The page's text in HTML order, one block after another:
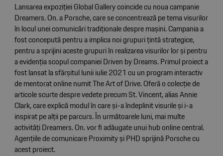
Lansarea expoziției Global Gallery coincide cu noua campanie
Dreamers. On. a Porsche, care se concentrează pe tema visurilor
în locul unei comunicări tradiționale despre mașini. Campania a
fost concepută pentru a implica noi grupuri țintă strategice,
pentru a sprijini aceste grupuri în realizarea visurilor lor și pentru
a evidenția scopul companiei Driven by Dreams. Primul proiect a
fost lansat la sfârșitul lunii iulie 2021 cu un program interactiv
de mentorat online numit The Art of Drive. Oferă o colecție de
articole scurte despre vedete precum St. Vincent, alias Annie
Clark, care explică modul în care și-a îndeplinit visurile și i-a
inspirat pe alții pe parcurs. În următoarele luni, mai multe
activități Dreamers. On. vor fi adăugate unui hub online central.
Agențiile de comunicare Proximity și PHD sprijină Porsche cu
acest proiect.